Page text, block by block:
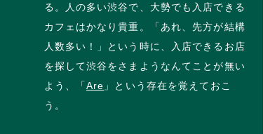
る。人の多い渋谷で、大勢でも入店できる
カフェはかなり貴重。「あれ、先方が結構
人数多い！」という時に、入店できるお店
を探して渋谷をさまようなんてことが無い
よう、「Are 」という存在を覚えておこ
う。